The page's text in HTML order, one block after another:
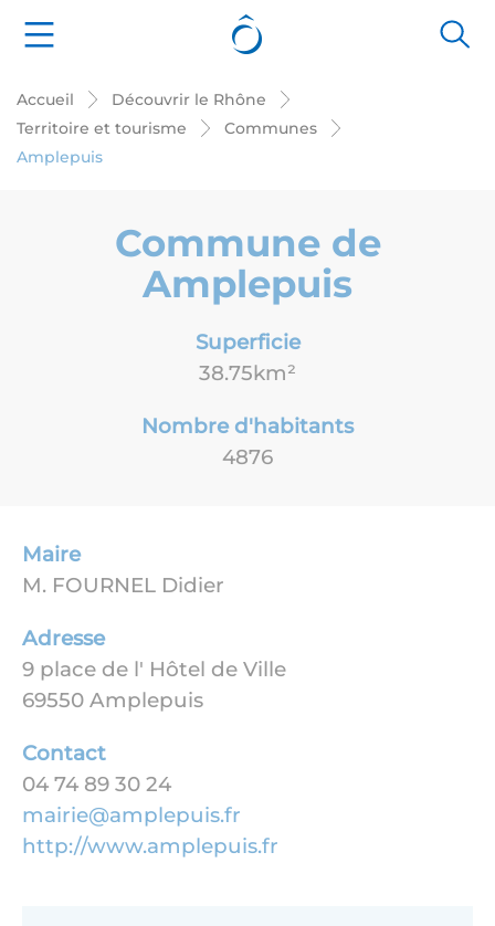
Accueil
Découvrir le Rhône
Territoire et tourisme
Communes
Amplepuis
Commune de
Amplepuis
Superficie
38.75km²
Nombre d'habitants
4876
Maire
M. FOURNEL Didier
Adresse
9 place de l' Hôtel de Ville
69550 Amplepuis
Contact
04 74 89 30 24
mairie@amplepuis.fr
http://www.amplepuis.fr